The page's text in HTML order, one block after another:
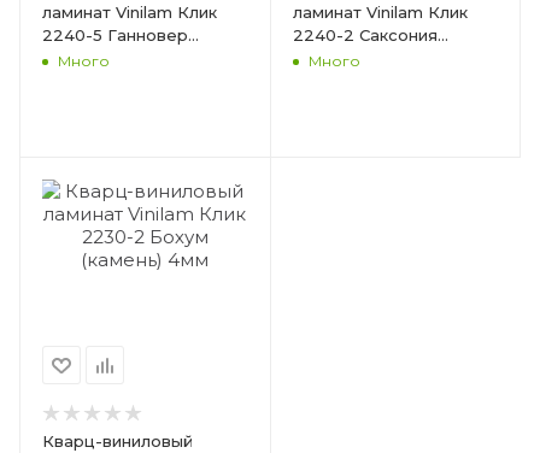
ламинат Vinilam Клик
2240-5 Ганновер
(камень) 4мм
Много
ламинат Vinilam Клик
2240-2 Саксония
(камень) 4мм
Много
Кварц-виниловый